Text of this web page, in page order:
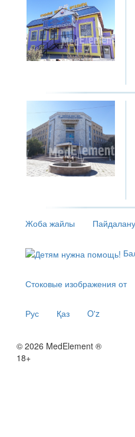
Жоба жайлы
Стоковые изображения от
Рус Қаз O'z
© 2026 MedElement ®
18+